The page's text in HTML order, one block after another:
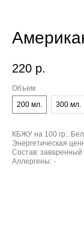
220 р.
Объем
200 мл.
300 мл.
КБЖУ на 100 гр.:
Энергетическая
Состав: заваренный
Аллергены: -